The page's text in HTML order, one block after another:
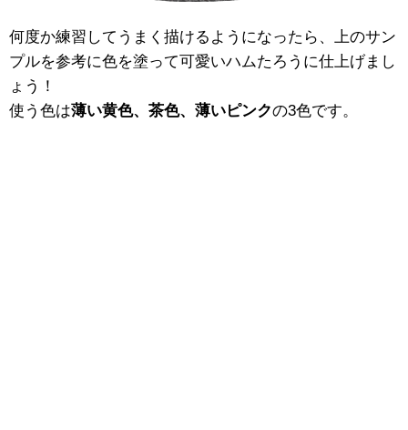
何度か練習してうまく描けるようになったら、上のサン
プルを参考に色を塗って可愛いハムたろうに仕上げまし
ょう！
使う色は薄い黄色、茶色、薄いピンクの3色です。